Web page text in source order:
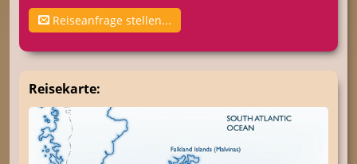
Reiseanfrage stellen...
Reisekarte: